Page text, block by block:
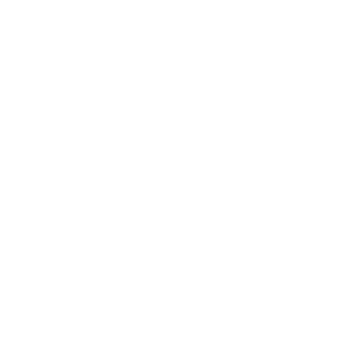
(Conab), a produção de
8,3% em relação ao obtido em
estabelecerá, ao final do ano